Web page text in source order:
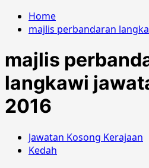
Home
majlis perbandaran
majlis
langkawi
2016
Jawatan Kosong Kerajaan
Kedah